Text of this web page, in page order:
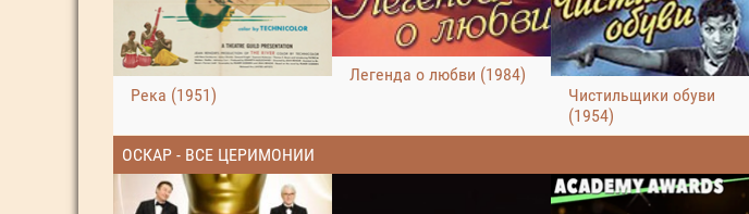
Река (1951)
Легенда о любви (1984)
Чистильщики обуви
(1954)
ОСКАР - ВСЕ ЦЕРИМОНИИ